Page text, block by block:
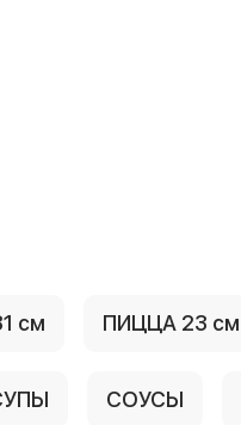
см ПИЦЦА 23 см
СОУСЫ